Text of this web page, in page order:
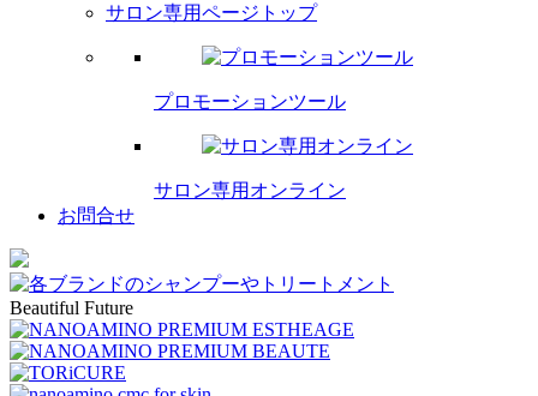
サロン専用ページトップ
プロモーションツール
サロン専用オンライン
お問合せ
Beautiful Future